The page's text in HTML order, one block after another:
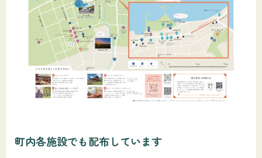
町内各施設でも配布しています